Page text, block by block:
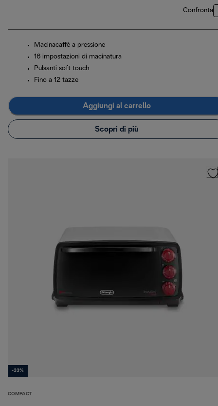
Confronta
Macinacaffè a pressione
16 impostazioni di macinatura
Pulsanti soft touch
Fino a 12 tazze
Aggiungi al carrello
Scopri di più
-33%
COMPACT